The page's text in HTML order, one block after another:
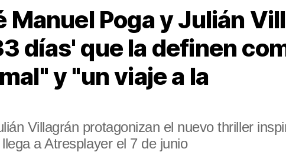
Manuel Poga y Julián
días' que la definen
y "un viaje a la
Villagrán protagonizan el nuevo thriller
a Atresplayer el 7 de junio